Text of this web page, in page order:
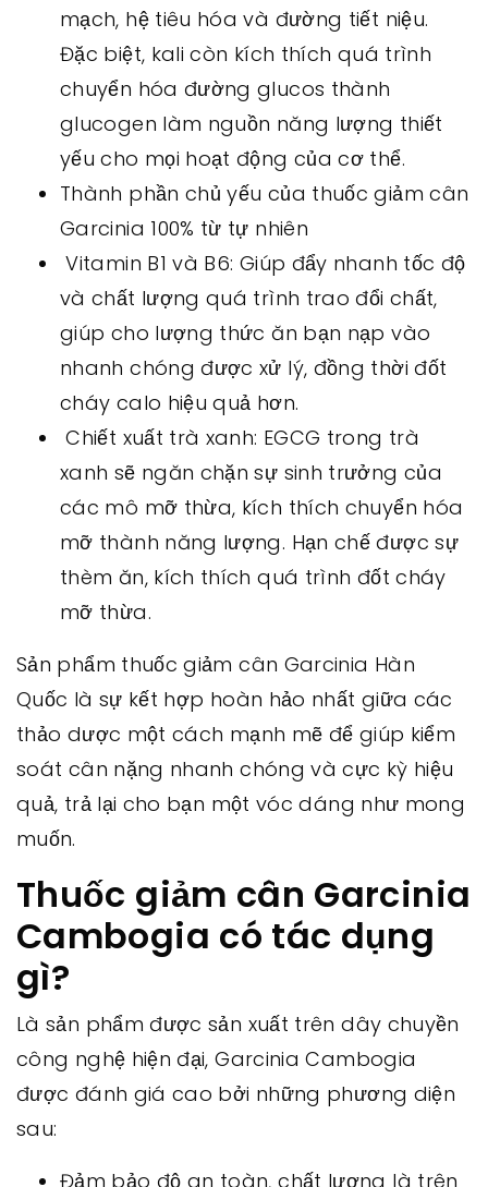
mạch, hệ tiêu hóa và đường tiết niệu.
Đặc biệt, kali còn kích thích quá trình
chuyển hóa đường glucos thành
glucogen làm nguồn năng lượng thiết
yếu cho mọi hoạt động của cơ thể.
Thành phần chủ yếu của thuốc giảm cân
Garcinia 100% từ tự nhiên
Vitamin B1 và B6: Giúp đẩy nhanh tốc độ
và chất lượng quá trình trao đổi chất,
giúp cho lượng thức ăn bạn nạp vào
nhanh chóng được xử lý, đồng thời đốt
cháy calo hiệu quả hơn.
Chiết xuất trà xanh: EGCG trong trà
xanh sẽ ngăn chặn sự sinh trưởng của
các mô mỡ thừa, kích thích chuyển hóa
mỡ thành năng lượng. Hạn chế được sự
thèm ăn, kích thích quá trình đốt cháy
mỡ thừa.
Sản phẩm thuốc giảm cân Garcinia Hàn
Quốc là sự kết hợp hoàn hảo nhất giữa các
thảo dược một cách mạnh mẽ để giúp kiểm
soát cân nặng nhanh chóng và cực kỳ hiệu
quả, trả lại cho bạn một vóc dáng như mong
muốn.
Thuốc giảm cân Garcinia
Cambogia có tác dụng
gì?
Là sản phẩm được sản xuất trên dây chuyền
công nghệ hiện đại, Garcinia Cambogia
được đánh giá cao bởi những phương diện
sau:
Đảm bảo độ an toàn, chất lượng là trên